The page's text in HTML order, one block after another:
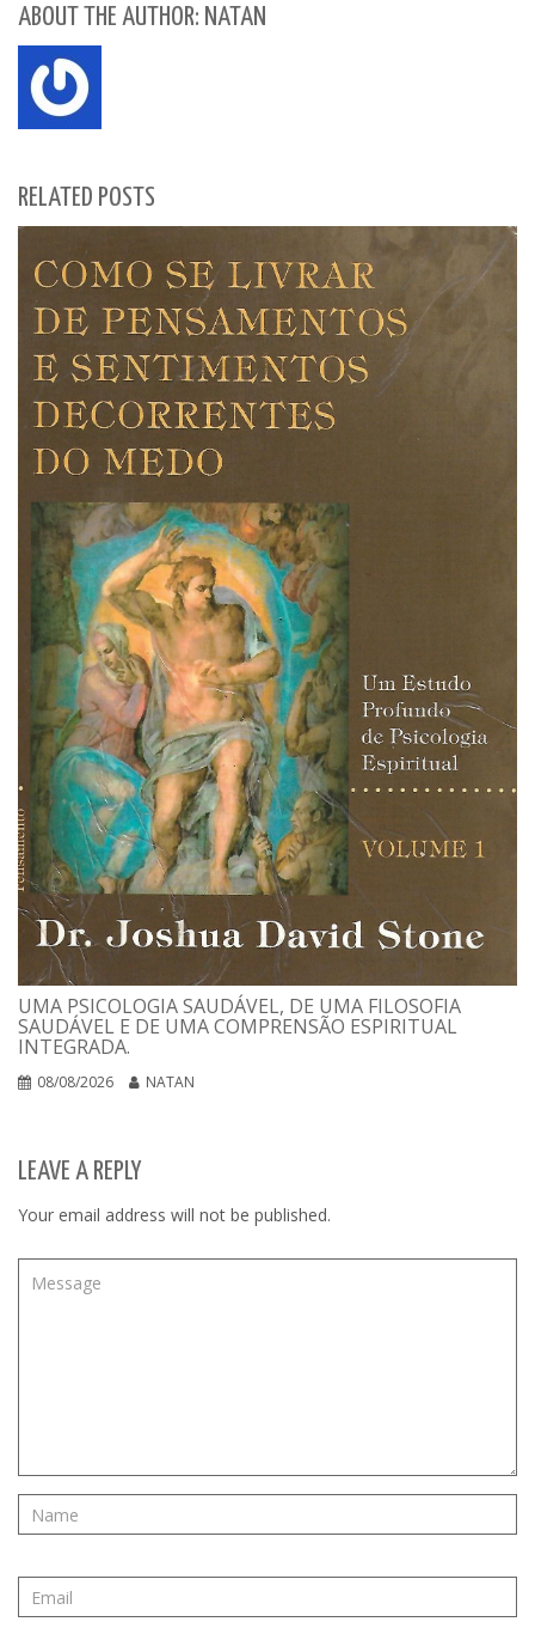
ABOUT THE AUTHOR: NATAN
RELATED POSTS
UMA PSICOLOGIA SAUDÁVEL, DE UMA FILOSOFIA
SAUDÁVEL E DE UMA COMPRENSÃO ESPIRITUAL
INTEGRADA.
08/08/2026 NATAN
LEAVE A REPLY
Your email address will not be published.